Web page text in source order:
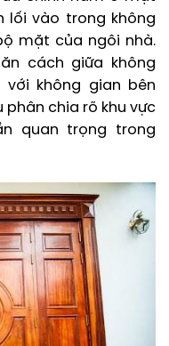
lối vào trong không
mặt của ngôi nhà.
cách giữa không
không gian bên
phân chia rõ khu vực
quan trọng trong